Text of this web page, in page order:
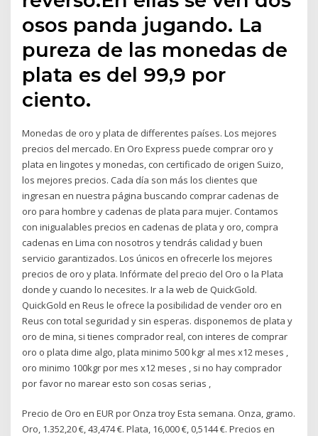
osos panda jugando. La
pureza de las monedas de
plata es del 99,9 por
ciento.
Monedas de oro y plata de differentes países. Los mejores
precios del mercado. En Oro Express puede comprar oro y
plata en lingotes y monedas, con certificado de origen Suizo,
los mejores precios. Cada día son más los clientes que
ingresan en nuestra página buscando comprar cadenas de
oro para hombre y cadenas de plata para mujer. Contamos
con inigualables precios en cadenas de plata y oro, compra
cadenas en Lima con nosotros y tendrás calidad y buen
servicio garantizados. Los únicos en ofrecerle los mejores
precios de oro y plata. Infórmate del precio del Oro o la Plata
donde y cuando lo necesites. Ir a la web de QuickGold.
QuickGold en Reus le ofrece la posibilidad de vender oro en
Reus con total seguridad y sin esperas. disponemos de plata y
oro de mina, si tienes comprador real, con interes de comprar
oro o plata dime algo, plata minimo 500 kgr al mes x12 meses ,
oro minimo 100kgr por mes x12 meses , si no hay comprador
por favor no marear esto son cosas serias ,
Precio de Oro en EUR por Onza troy Esta semana. Onza, gramo.
Oro, 1.352,20 €, 43,474 €. Plata, 16,000 €, 0,5144 €. Precios en